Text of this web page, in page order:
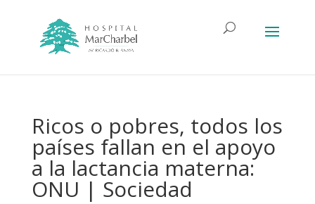
Ricos o pobres, todos los
países fallan en el apoyo
a la lactancia materna:
ONU | Sociedad